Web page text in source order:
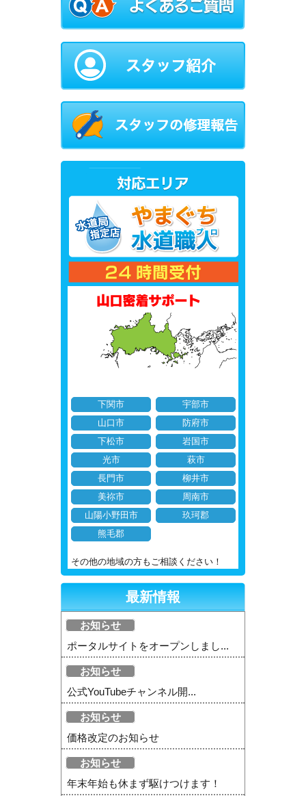
下関市
宇部市
山口市
防府市
下松市
岩国市
光市
萩市
長門市
柳井市
美祢市
周南市
山陽小野田市
玖珂郡
熊毛郡
その他の地域の方もご相談ください！
最新情報
お知らせ
ポータルサイトをオープンしまし...
お知らせ
公式YouTubeチャンネル開...
お知らせ
価格改定のお知らせ
お知らせ
年末年始も休まず駆けつけます！